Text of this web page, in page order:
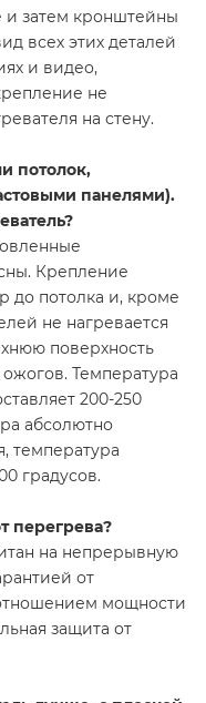
и затем кронштейны
всех этих деталей
и видео,
не
на стену.
потолок,
панелями).
Крепление
до потолка и, кроме
не нагревается
поверхность
Температура
200-250
абсолютно
температура
градусов.
перегрева?
на непрерывную
от
мощности
защита от